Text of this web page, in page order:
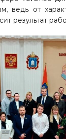
ведь от
результат